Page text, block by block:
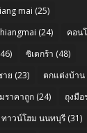
mai (25)
(24) คอน
ซิเดกร้า (48)
าย (23) ตกแต่งบ้าน
ราคาถูก(24) ถุงมือ
ทาวน์โฮม นนทบุรี(31)